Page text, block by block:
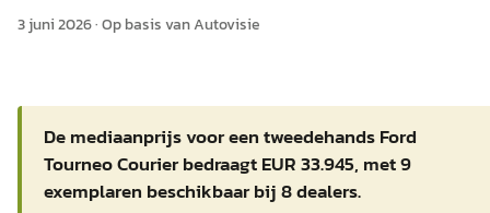
3 juni 2026·Op basis vanAutovisie
De mediaanprijs voor een tweedehands Ford
Tourneo Courier bedraagt EUR 33.945, met 9
exemplaren beschikbaar bij 8 dealers.